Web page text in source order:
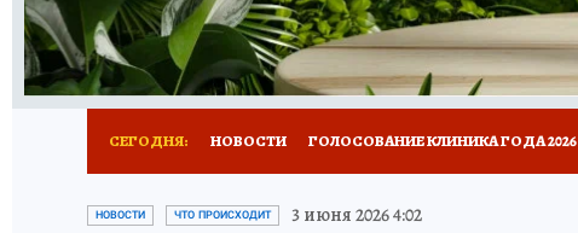
СЕГОДНЯ: НОВОСТИ ГОЛОСОВАНИЕ КЛИНИКА ГОДА 2026
ЗАПОВЕДНАЯ РОССИЯ ПРОИСШЕСТВИЯ
НОВОСТИ ЧТО ПРОИСХОДИТ 3 июня 2026 4:02